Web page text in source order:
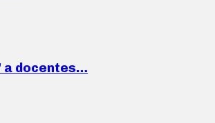
a docentes…